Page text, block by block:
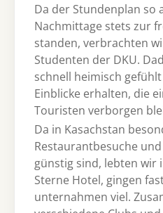
Da der Stundenplan so
Nachmittage stets zur
standen, verbrachten
Studenten der DKU.
schnell heimisch
Einblicke erhalten, die
Touristen verborgen
Da in Kasachstan
Restaurantbesuche
günstig sind, lebten wir
Sterne Hotel, gingen
unternahmen viel.